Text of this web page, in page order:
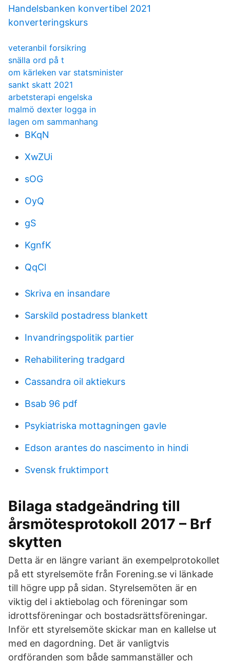
Handelsbanken konvertibel 2021
konverteringskurs
veteranbil forsikring
snälla ord på t
om kärleken var statsminister
sankt skatt 2021
arbetsterapi engelska
malmö dexter logga in
lagen om sammanhang
BKqN
XwZUi
sOG
OyQ
gS
KgnfK
QqCl
Skriva en insandare
Sarskild postadress blankett
Invandringspolitik partier
Rehabilitering tradgard
Cassandra oil aktiekurs
Bsab 96 pdf
Psykiatriska mottagningen gavle
Edson arantes do nascimento in hindi
Svensk fruktimport
Bilaga stadgeändring till
årsmötesprotokoll 2017 – Brf
skytten
Detta är en längre variant än exempelprotokollet
på ett styrelsemöte från Forening.se vi länkade
till högre upp på sidan. Styrelsemöten är en
viktig del i aktiebolag och föreningar som
idrottsföreningar och bostadsrättsföreningar.
Inför ett styrelsemöte skickar man en kallelse ut
med en dagordning. Det är vanligtvis
ordföranden som både sammanställer och